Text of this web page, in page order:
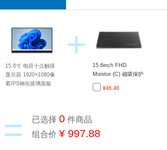
15.6寸 电容十点触摸
显示器 1920×1080像
素IPS钢化玻璃面板
+
15.6inch FHD
Monitor (C) 磁吸保护
皮套 树莓派15.6寸高
清显示屏保护套
¥46.46
= 已选择 0件商品
组合价 ¥ 997.88